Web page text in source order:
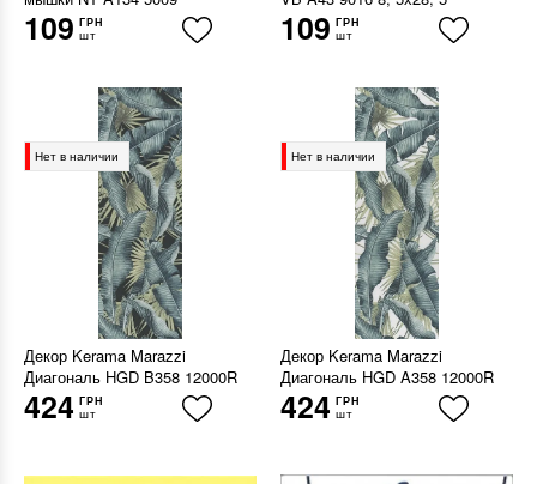
109 ГРН
шт 109 ГРН
шт
Нет в наличии
Декор Kerama Marazzi
Диагональ HGD B358 12000R
424 ГРН
шт
Нет в наличии
Декор Kerama Marazzi
Диагональ HGD A358 12000R
424 ГРН
шт